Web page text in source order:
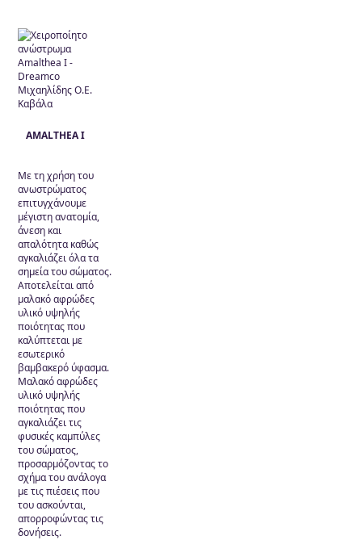
AMALTHEA I
Με τη χρήση του
ανωστρώματος
επιτυγχάνουμε
μέγιστη ανατομία,
άνεση και
απαλότητα καθώς
αγκαλιάζει όλα τα
σημεία του σώματος.
Αποτελείται από
μαλακό αφρώδες
υλικό υψηλής
ποιότητας που
καλύπτεται με
εσωτερικό
βαμβακερό ύφασμα.
Μαλακό αφρώδες
υλικό υψηλής
ποιότητας που
αγκαλιάζει τις
φυσικές καμπύλες
του σώματος,
προσαρμόζοντας το
σχήμα του ανάλογα
με τις πιέσεις που
του ασκούνται,
απορροφώντας τις
δονήσεις.